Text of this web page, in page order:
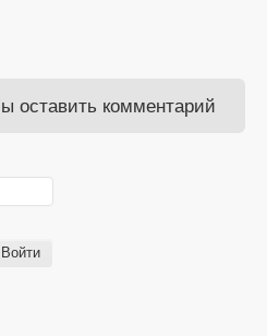
оставить комментарий
Войти